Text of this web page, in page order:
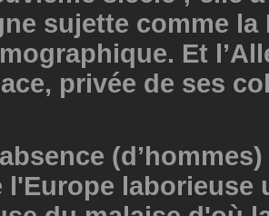
sujette comme la
Et
privée de ses
l'Europe laborieuse